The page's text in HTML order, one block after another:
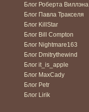
Блог Роберта Виллэна
Блог Павла Тракселя
Блог KillStar
Блог Bill Compton
Блог Nightmare163
Блог Dmitrythewind
Блог it_is_apple
Блог MaxCady
Блог Petr
Блог Lirik